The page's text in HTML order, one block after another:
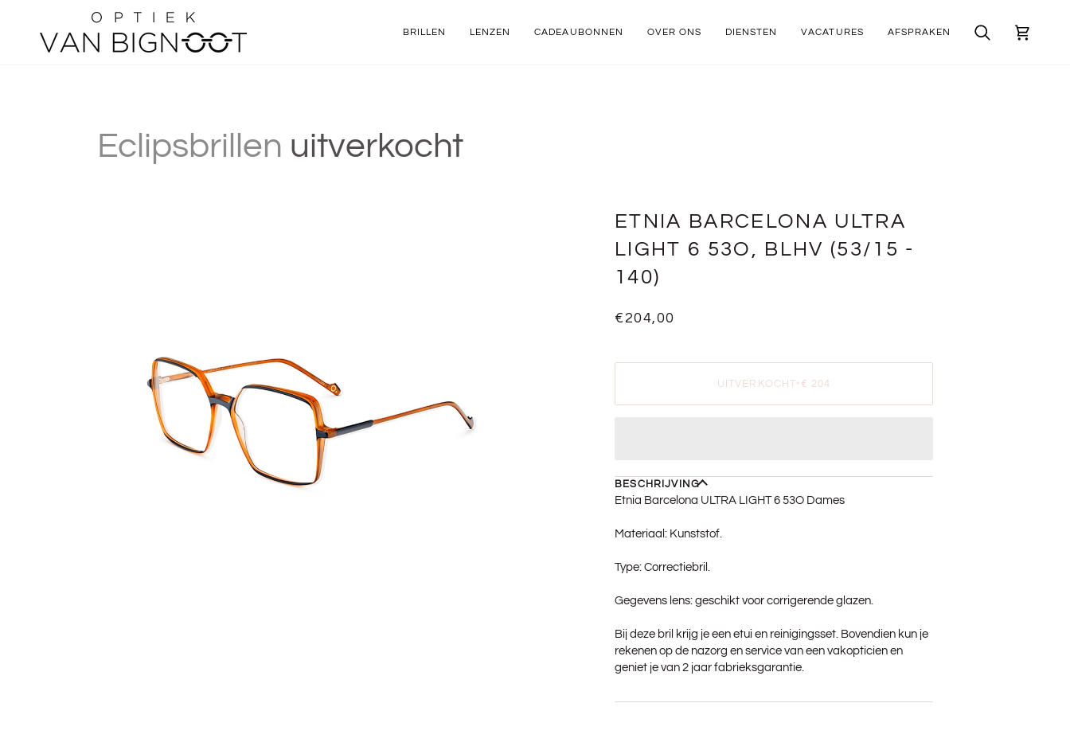
BRILLEN LENZEN CADEAUBONNEN OVER ONS DIENSTEN VACATURES AFSPRAKEN
Zoek
Eclipsbrillen uitverkocht
ETNIA BARCELONA ULTRA
LIGHT 6 53O, BLHV (53/15 -
140)
€204,00
UITVERKOCHT € 204
BESCHRIJVING
Etnia Barcelona ULTRA LIGHT 6 53O Dames
Materiaal: Kunststof.
Type: Correctiebril.
Gegevens lens: geschikt voor corrigerende glazen.
Bij deze bril krijg je een etui en reinigingsset. Bovendien kun je
rekenen op de nazorg en service van een vakopticien en
geniet je van 2 jaar fabrieksgarantie.